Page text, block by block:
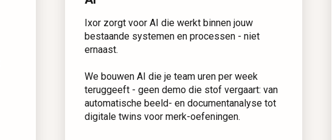
Ixor zorgt voor AI die werkt binnen jouw
bestaande systemen en processen - niet
ernaast.
We bouwen AI die je team uren per week
teruggeeft - geen demo die stof vergaart: van
automatische beeld- en documentanalyse tot
digitale twins voor merk-oefeningen.